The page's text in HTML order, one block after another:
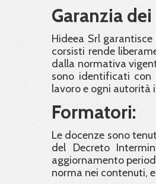
Garanzia
Hideea Srl
corsisti rende
dalla normativa
sono identificati con
lavoro e ogni autorità
Formatori:
Le docenze sono
del Decreto
aggiornamento
norma nei contenuti,